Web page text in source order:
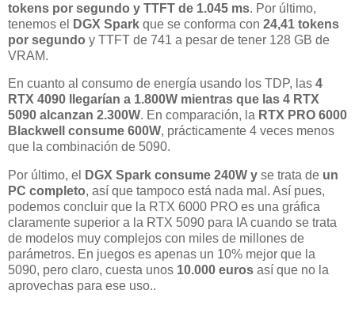
tokens por segundo y TTFT de 1.045 ms. Por último,
tenemos el
DGX Spark que se conforma con 24,41 tokens
por segundo y TTFT de 741 a pesar de tener 128 GB de
VRAM.
En cuanto al consumo de energía usando los TDP, las 4
RTX 4090 llegarían a 1.800W mientras que las 4 RTX
5090 alcanzan 2.300W. En comparación, la RTX PRO 6000
Blackwell consume 600W, prácticamente 4 veces menos
que la combinación de 5090.
Por último, el DGX Spark consume 240W y se trata de un
PC completo, así que tampoco está nada mal. Así pues,
podemos concluir que la RTX 6000 PRO es una gráfica
claramente superior a la RTX 5090 para IA cuando se trata
de modelos muy complejos con miles de millones de
parámetros. En juegos es apenas un 10% mejor que la
5090, pero claro, cuesta unos 10.000 euros así que no la
aprovechas para ese uso..